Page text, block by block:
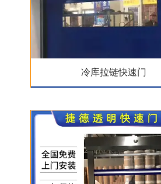
冷库拉链快速门